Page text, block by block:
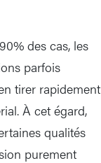
des cas, les
parfois
tirer rapidement
À cet égard,
qualités
purement